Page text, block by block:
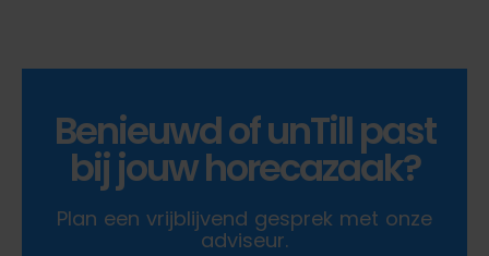
Benieuwd of unTill past
bij jouw horecazaak?
Plan een vrijblijvend gesprek met onze
adviseur.